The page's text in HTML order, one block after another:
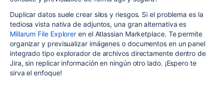
Duplicar datos suele crear silos y riesgos. Si el problema es la
tediosa vista nativa de adjuntos, una gran alternativa es
Millarum File Explorer en el Atlassian Marketplace. Te permite
organizar y previsualizar imágenes o documentos en un panel
integrado tipo explorador de archivos directamente dentro de
Jira, sin replicar información en ningún otro lado. ¡Espero te
sirva el enfoque!